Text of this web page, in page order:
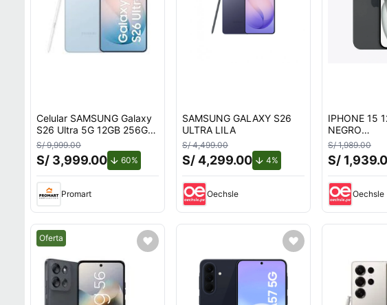
Celular SAMSUNG Galaxy
S26 Ultra 5G 12GB 256GB
Azul
S/ 9,999.00
S/ 3,999.00 60% de descuento.
Promart
SAMSUNG GALAXY S26
ULTRA LILA
S/ 4,499.00
S/ 4,299.00 4% de descuento.
Oechsle
IPHONE 15
NEGRO
S/ 1,989.00
S/
Oechsle
Mejor precio.
Oferta